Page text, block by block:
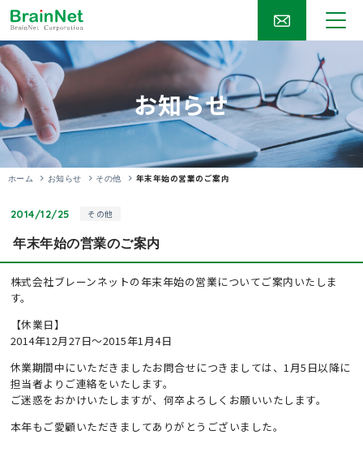
お知らせ
ホーム お知らせ その他 年末年始の営業のご案内
2014/12/25 その他
年末年始の営業のご案内
株式会社ブレーンネットの年末年始の営業についてご案内いたしま
す。
【休業日】
2014年12月27日～2015年1月4日
休業期間中にいただきましたお問合せにつきましては、1月5日以降に
担当者よりご連絡をいたします。
ご迷惑をおかけいたしますが、何卒よろしくお願いいたします。
本年もご愛顧いただきましてありがとうございました。